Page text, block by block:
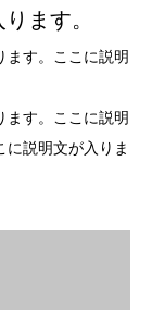
ます。
ます。ここに説明
ます。ここに説明
説明文が入りま